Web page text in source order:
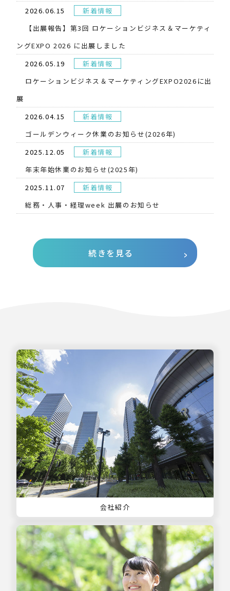
2026.06.15
新着情報
【出展報告】第3回 ロケーションビジネス＆マーケティ
ングEXPO 2026 に出展しました
2026.05.19
新着情報
​ロケーションビジネス＆マーケティングEXPO2026に出
展
2026.04.15
新着情報
ゴールデンウィーク休業のお知らせ(2026年)
2025.12.05
新着情報
年末年始休業のお知らせ(2025年)
2025.11.07
新着情報
総務・人事・経理week 出展のお知らせ
続きを見る
会社紹介